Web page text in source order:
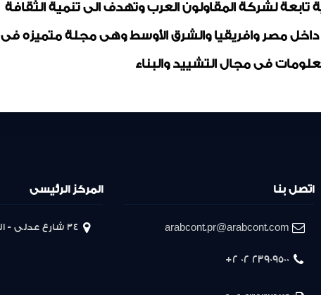
عام 1971 كمجلة ربع سنوية تابعة لشركة المقاولون العرب وتهدف الى تنمية الثقافة
مصر وافريقيا والشرق الأوسط وهى مجلة متميزه فى
فى مجال التشييد والبناء
المركز الرئيسى
34 شارع عدلى - القاهرة
اتصل بنا
arabcont.pr@arabcont.com
23909500 02 2+